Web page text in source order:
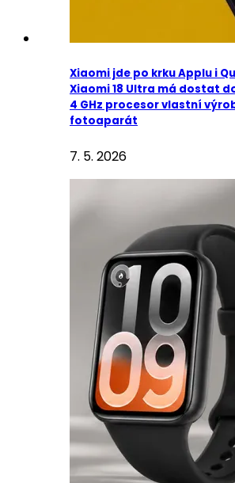
Xiaomi jde po krku Applu i
Xiaomi 18 Ultra má dostat
4 GHz procesor vlastní
fotoaparát
7. 5. 2026